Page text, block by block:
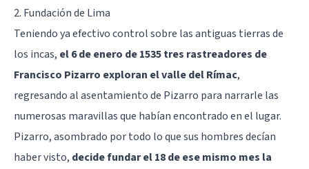
2. Fundación de Lima
Teniendo ya efectivo control sobre las antiguas tierras de
los incas, el 6 de enero de 1535 tres rastreadores de
Francisco Pizarro exploran el valle del Rímac,
regresando al asentamiento de Pizarro para narrarle las
numerosas maravillas que habían encontrado en el lugar.
Pizarro, asombrado por todo lo que sus hombres decían
haber visto, decide fundar el 18 de ese mismo mes la